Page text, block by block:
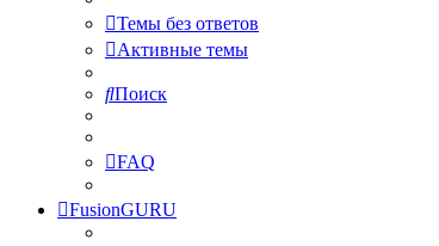
Темы без ответов
Активные темы
Поиск
FAQ
FusionGURU